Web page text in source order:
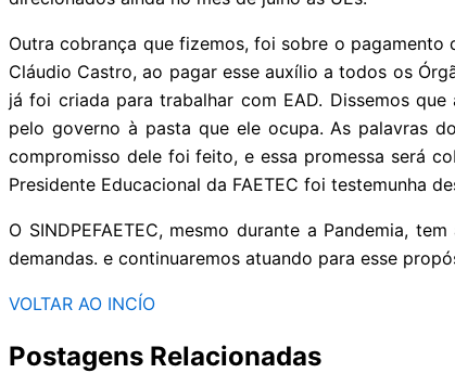
Outra cobrança que fizemos, foi sobre o
Cláudio Castro, ao pagar esse auxílio a todos os
já foi criada para trabalhar com EAD. Dissemos
pelo governo à pasta que ele ocupa. As palavras
compromisso dele foi feito, e essa promessa será
Presidente Educacional da FAETEC foi testemunha
O SINDPEFAETEC, mesmo durante a Pandemia,
demandas. e continuaremos atuando para esse
VOLTAR AO INCÍO
Postagens Relacionadas